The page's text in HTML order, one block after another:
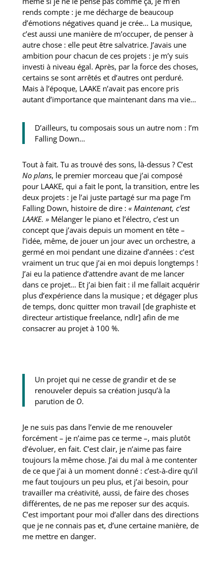
rends compte : je me décharge de beaucoup
d’émotions négatives quand je crée… La musique,
c’est aussi une manière de m’occuper, de penser à
autre chose : elle peut être salvatrice. J’avais une
ambition pour chacun de ces projets : je m’y suis
investi à niveau égal. Après, par la force des choses,
certains se sont arrêtés et d’autres ont perduré.
Mais à l’époque, LAAKE n’avait pas encore pris
autant d’importance que maintenant dans ma vie…
D’ailleurs, tu composais sous un autre nom : I’m
Falling Down…
Tout à fait. Tu as trouvé des sons, là-dessus ? C’est
No plans, le premier morceau que j’ai composé
pour LAAKE, qui a fait le pont, la transition, entre les
deux projets : je l’ai juste partagé sur ma page I’m
Falling Down, histoire de dire : « Maintenant, c’est
LAAKE. »Mélanger le piano et l’électro, c’est un
concept que j’avais depuis un moment en tête –
l’idée, même, de jouer un jour avec un orchestre, a
germé en moi pendant une dizaine d’années : c’est
vraiment un truc que j’ai en moi depuis longtemps !
J’ai eu la patience d’attendre avant de me lancer
dans ce projet… Et j’ai bien fait : il me fallait acquérir
plus d’expérience dans la musique ; et dégager plus
de temps, donc quitter mon travail [de graphiste et
directeur artistique freelance, ndlr] afin de me
consacrer au projet à 100 %.
Un projet qui ne cesse de grandir et de se
renouveler depuis sa création jusqu’à la
parution de O.
Je ne suis pas dans l’envie de me renouveler
forcément – je n’aime pas ce terme –, mais plutôt
d’évoluer, en fait. C’est clair, je n’aime pas faire
toujours la même chose. J’ai du mal à me contenter
de ce que j’ai à un moment donné : c’est-à-dire qu’il
me faut toujours un peu plus, et j’ai besoin, pour
travailler ma créativité, aussi, de faire des choses
différentes, de ne pas me reposer sur des acquis.
C’est important pour moi d’aller dans des directions
que je ne connais pas et, d’une certaine manière, de
me mettre en danger.